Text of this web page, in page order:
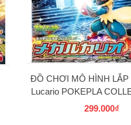
ĐỒ CHƠI MÔ HÌNH LẮP
Lucario POKEPLA
SELECT SERIES
299.000₫